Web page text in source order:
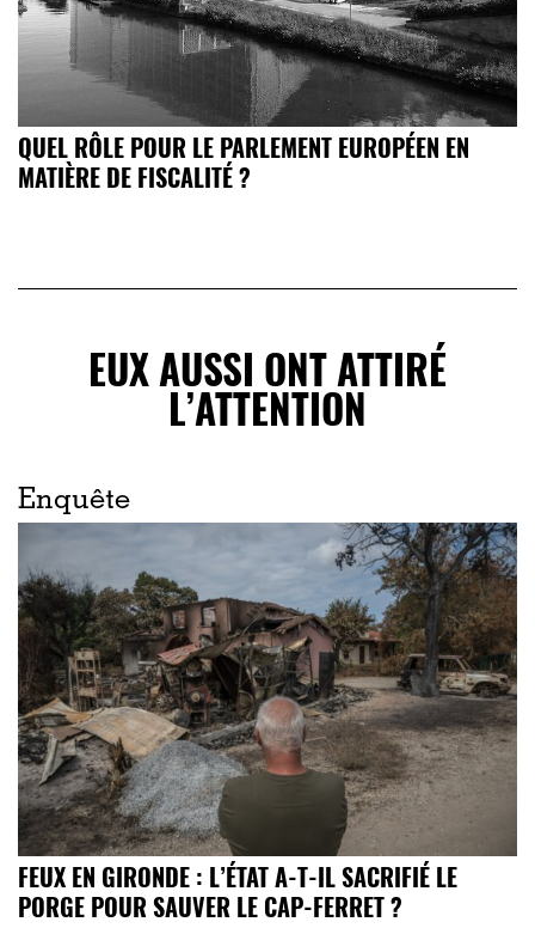
QUEL RÔLE POUR LE PARLEMENT EUROPÉEN EN
MATIÈRE DE FISCALITÉ ?
EUX AUSSI ONT ATTIRÉ
L’ATTENTION
Enquête
FEUX EN GIRONDE : L’ÉTAT A-T-IL SACRIFIÉ LE
PORGE POUR SAUVER LE CAP-FERRET ?